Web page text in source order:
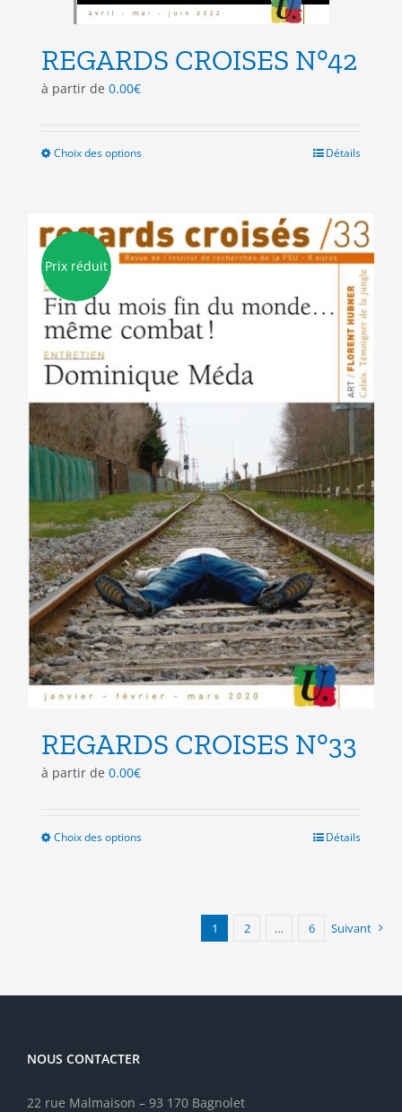
REGARDS CROISES N°42
à partir de 0.00€
Choix des optionsCe
variations.
Les
être
choisies
la
page
du
produit
Détails
Prix réduit
REGARDS CROISES N°33
à partir de 0.00€
Choix des optionsCe
variations.
être
Détails
1 2 … 6 Suivant
NOUS CONTACTER
22 rue Malmaison – 93 170 Bagnolet